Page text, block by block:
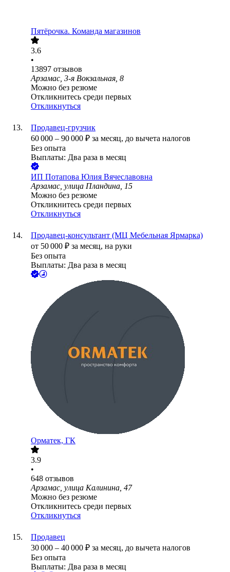
Пятёрочка. Команда магазинов
3.6
•
13897 отзывов
Арзамас, 3-я Вокзальная, 8
Можно без резюме
Откликнитесь среди первых
Откликнуться
Продавец-грузчик
60 000 – 90 000 ₽ за месяц, до вычета налогов
Без опыта
Выплаты: Два раза в месяц
ИП Потапова Юлия Вячеславовна
Арзамас, улица Пландина, 15
Можно без резюме
Откликнитесь среди первых
Откликнуться
Продавец-консультант (МЦ Мебельная Ярмарка)
от 50 000 ₽ за месяц, на руки
Без опыта
Выплаты: Два раза в месяц
Орматек, ГК
3.9
•
648 отзывов
Арзамас, улица Калинина, 47
Можно без резюме
Откликнитесь среди первых
Откликнуться
Продавец
30 000 – 40 000 ₽ за месяц, до вычета налогов
Без опыта
Выплаты: Два раза в месяц